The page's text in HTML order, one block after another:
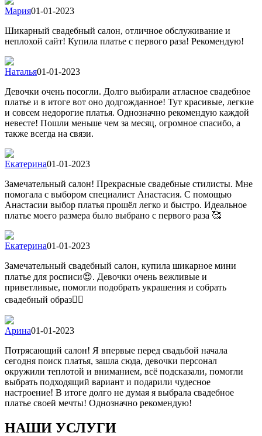
Мария01-01-2023
Шикарный свадебный салон, отличное обслуживание и
неплохой сайт! Купила платье с первого раза! Рекомендую!
Наталья01-01-2023
Девочки очень посогли. Долго выбирали атласное свадебное
платье и в итоге вот оно додгожданное! Тут красивые, легкие
и совсем недорогие платья. Однозначно рекомендую каждой
невесте! Пошли меньше чем за месяц, огромное спасибо, а
также всегда на связи.
Екатерина01-01-2023
Замечательный салон! Прекрасные свадебные стилисты. Мне
помогала с выбором специалист Анастасия. С помощью
Анастасии выбор платья прошёл легко и быстро. Идеальное
платье моего размера было выбрано с первого раза 🥰
Екатерина01-01-2023
Замечательный свадебный салон, купила шикарное мини
платье для росписи😍. Девочки очень вежливые и
приветливые, помогли подобрать украшения и собрать
свадебный образ👍🏻
Арина01-01-2023
Потрясающий салон! Я впервые перед свадьбой начала
сегодня поиск платья, зашла сюда, девочки персонал
окружили теплотой и вниманием, всё подсказали, помогли
выбрать подходящий вариант и подарили чудесное
настроение! В итоге долго не думая я выбрала свадебное
платье своей мечты! Однозначно рекомендую!
НАШИ УСЛУГИ